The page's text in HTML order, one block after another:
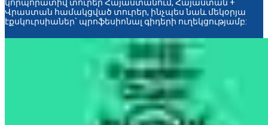
կորպորատիվ տուրեր Հայաստանում, Հայաստան +
Վրաստան համակցված տուրեր, ինչպես նաև մեկօրյա
էքսկուրսիաներ` պրոֆեսիոնալ գիդերի ուղեկցությամբ: